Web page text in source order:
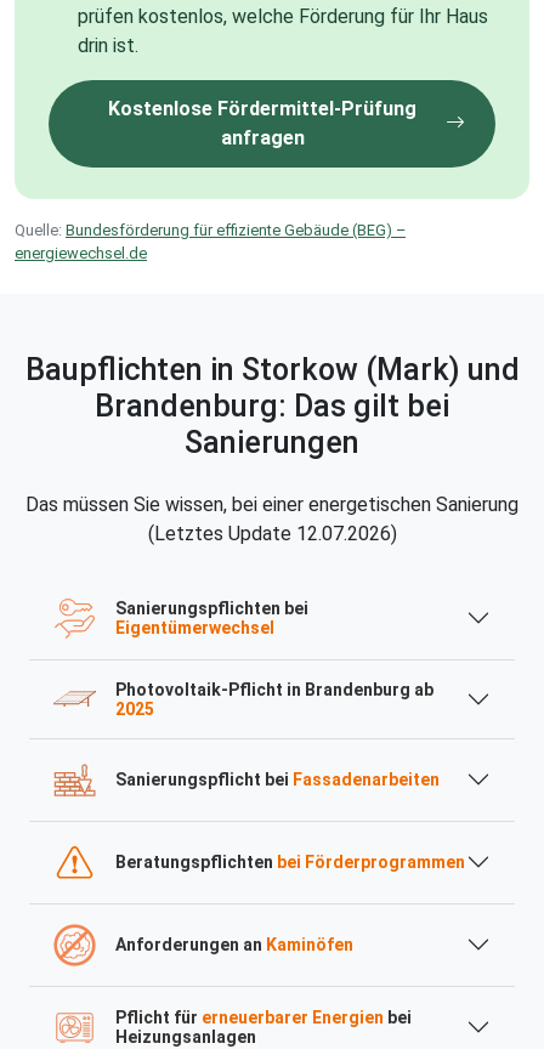
prüfen kostenlos, welche Förderung für Ihr Haus
drin ist.
Kostenlose Fördermittel-Prüfung
anfragen
Quelle: Bundesförderung für effiziente Gebäude (BEG) –
energiewechsel.de
Baupflichten in Storkow (Mark) und
Brandenburg: Das gilt bei
Sanierungen
Das müssen Sie wissen, bei einer energetischen Sanierung
(Letztes Update 12.07.2026)
Sanierungspflichten bei
Eigentümerwechsel
Photovoltaik-Pflicht in Brandenburg ab
2025
Sanierungspflicht bei Fassadenarbeiten
Beratungspflichten bei Förderprogrammen
Anforderungen an Kaminöfen
Pflicht für erneuerbarer Energien bei
Heizungsanlagen